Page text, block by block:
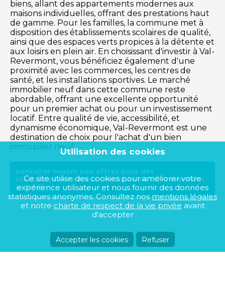
biens, allant des appartements modernes aux
maisons individuelles, offrant des prestations haut
de gamme. Pour les familles, la commune met à
disposition des établissements scolaires de qualité,
ainsi que des espaces verts propices à la détente et
aux loisirs en plein air. En choisissant d'investir à Val-
Revermont, vous bénéficiez également d'une
proximité avec les commerces, les centres de
santé, et les installations sportives. Le marché
immobilier neuf dans cette commune reste
abordable, offrant une excellente opportunité
pour un premier achat ou pour un investissement
locatif. Entre qualité de vie, accessibilité, et
dynamisme économique, Val-Revermont est une
destination de choix pour l'achat d'un bien
immobilier neuf.
consulter toutes nos offres pour des
stationnements sur la commune de Val-Revermont
(01370)
Utilisation des cookies
Ce site utilise des cookies pour améliorer votre
expérience utilisateur et nous fournir des données
statistiques anonymes. Consultez nosmentions légales
et notre charte de respect de la vie privée avant
d'accepter
Accepter les cookies Refuser